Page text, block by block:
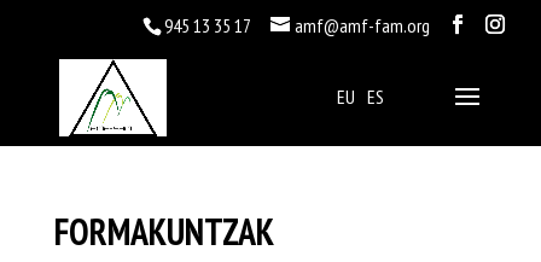
945 13 35 17 amf@amf-fam.org
EU ES
FORMAKUNTZAK